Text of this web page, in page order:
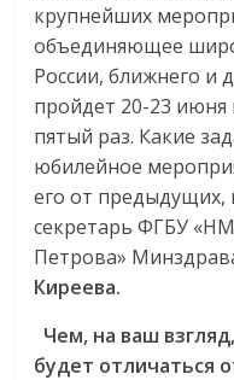
крупнейших
объединяющее
России, ближнего и
пройдет 20-23 июня
пятый раз. Какие
юбилейное
его от предыдущих,
секретарь ФГБУ
Петрова»
Киреева.
Чем, на ваш
будет отличаться